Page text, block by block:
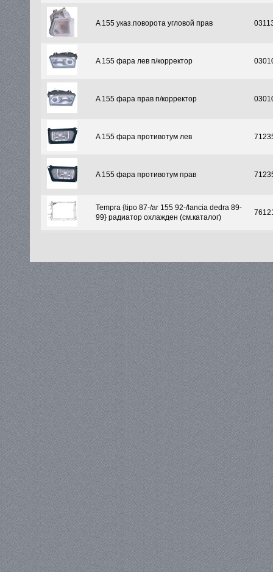
A 155 указ.поворота угловой прав
A 155 фара лев п/корректор
A 155 фара прав п/корректор
A 155 фара противотум лев
A 155 фара противотум прав
Tempra {tipo 87-/ar 155 92-/lancia dedra 89-
99} радиатор охлажден (см.каталог)